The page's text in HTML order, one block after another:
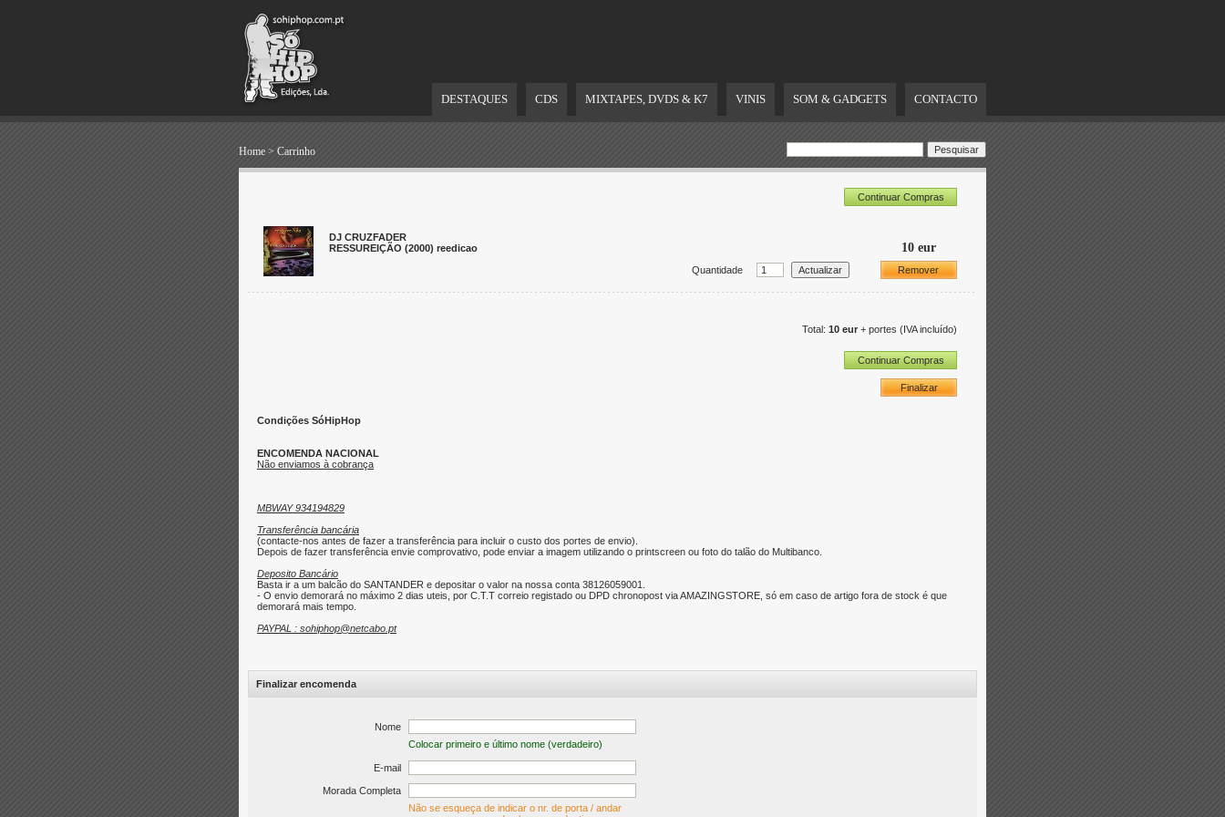
DESTAQUES CDS MIXTAPES, DVDS & K7 VINIS SOM & GADGETS CONTACTO
Home > Carrinho
Continuar Compras
DJ CRUZFADER
RESSUREIÇÃO (2000) reedicao
10 eur
Quantidade Remover
Total: 10 eur + portes (IVA incluído)
Continuar Compras
Finalizar
Condições SóHipHop
ENCOMENDA NACIONAL
Não enviamos à cobrança
MBWAY 934194829
Transferência bancária
(contacte-nos antes de fazer a transferência para incluir o custo dos portes de envio).
Depois de fazer transferência envie comprovativo, pode enviar a imagem utilizando o printscreen ou foto do talão do Multibanco.
Deposito Bancário
Basta ir a um balcão do SANTANDER e depositar o valor na nossa conta 38126059001.
- O envio demorará no máximo 2 dias uteis, por C.T.T correio registado ou DPD chronopost via AMAZINGSTORE, só em caso de artigo fora de stock é que
demorará mais tempo.
PAYPAL : sohiphop@netcabo.pt
Finalizar encomenda
Nome
Colocar primeiro e último nome (verdadeiro)
E-mail
Morada Completa
Não se esqueça de indicar o nr. de porta / andar